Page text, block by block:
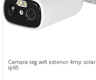
Camara seg.wifi exterior 4mp solar
ip65